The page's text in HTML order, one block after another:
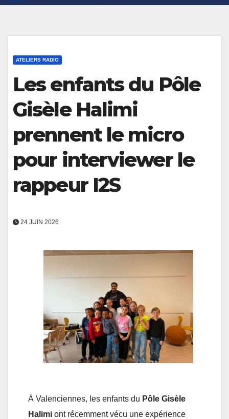
ATELIERS RADIO
Les enfants du Pôle
Gisèle Halimi
prennent le micro
pour interviewer le
rappeur I2S
24 JUIN 2026
À Valenciennes, les enfants du Pôle Gisèle
Halimi ont récemment vécu une expérience